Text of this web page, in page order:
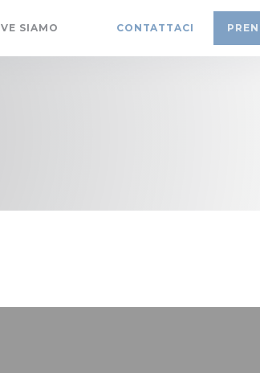
SIAMO CONTATTACI